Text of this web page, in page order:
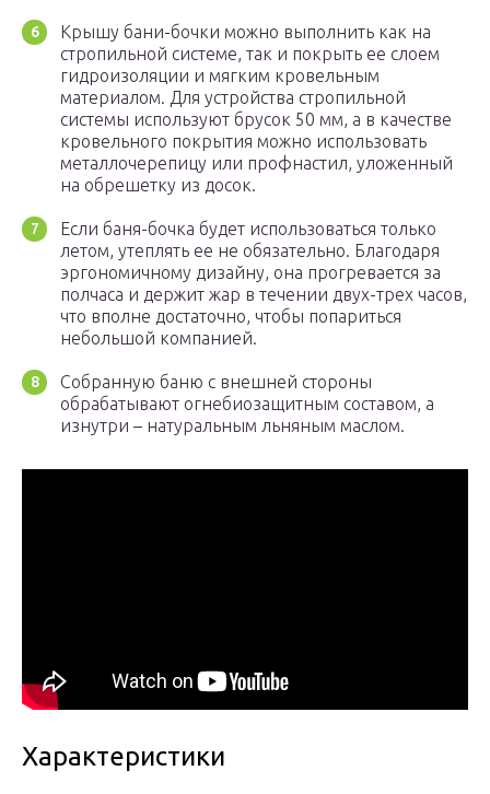
Крышу бани-бочки можно выполнить как на
стропильной системе, так и покрыть ее слоем
гидроизоляции и мягким кровельным
материалом. Для устройства стропильной
системы используют брусок 50 мм, а в качестве
кровельного покрытия можно использовать
металлочерепицу или профнастил, уложенный
на обрешетку из досок.
Если баня-бочка будет использоваться только
летом, утеплять ее не обязательно. Благодаря
эргономичному дизайну, она прогревается за
полчаса и держит жар в течении двух-трех часов,
что вполне достаточно, чтобы попариться
небольшой компанией.
Собранную баню с внешней стороны
обрабатывают огнебиозащитным составом, а
изнутри – натуральным льняным маслом.
Характеристики